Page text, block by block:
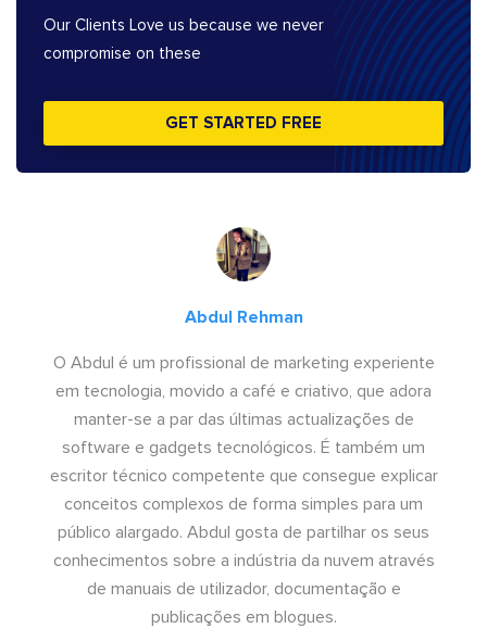
Our Clients Love us because we never
compromise on these
GET STARTED FREE
Abdul Rehman
O Abdul é um profissional de marketing experiente
em tecnologia, movido a café e criativo, que adora
manter-se a par das últimas actualizações de
software e gadgets tecnológicos. É também um
escritor técnico competente que consegue explicar
conceitos complexos de forma simples para um
público alargado. Abdul gosta de partilhar os seus
conhecimentos sobre a indústria da nuvem através
de manuais de utilizador, documentação e
publicações em blogues.